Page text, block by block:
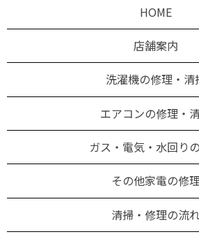
HOME
店舗案内
洗濯機の修理・清
エアコンの修理・
ガス・電気・水回り
その他家電の修
清掃・修理の流